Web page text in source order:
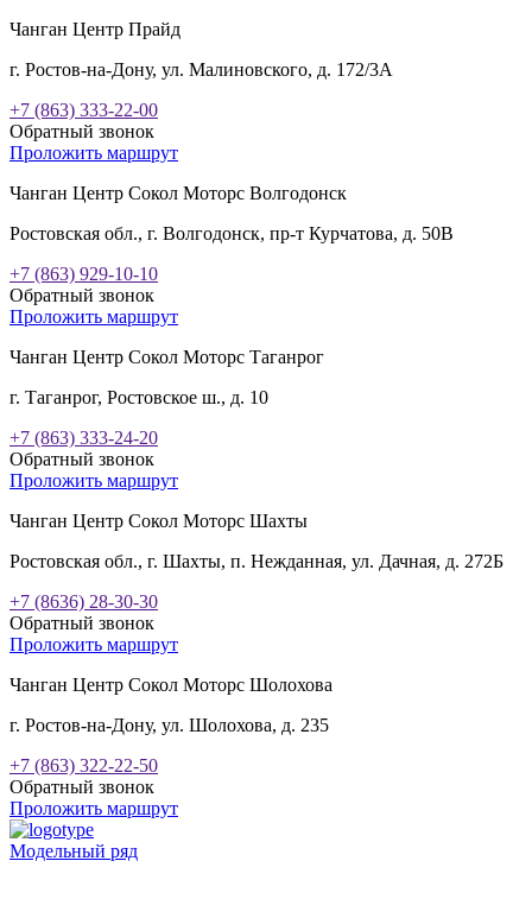
Чанган Центр Прайд
г. Ростов-на-Дону, ул. Малиновского, д. 172/3А
+7 (863) 333-22-00
Обратный звонок
Проложить маршрут
Чанган Центр Сокол Моторс Волгодонск
Ростовская обл., г. Волгодонск, пр-т Курчатова, д. 50В
+7 (863) 929-10-10
Обратный звонок
Проложить маршрут
Чанган Центр Сокол Моторс Таганрог
г. Таганрог, Ростовское ш., д. 10
+7 (863) 333-24-20
Обратный звонок
Проложить маршрут
Чанган Центр Сокол Моторс Шахты
Ростовская обл., г. Шахты, п. Нежданная, ул. Дачная, д. 272Б
+7 (8636) 28-30-30
Обратный звонок
Проложить маршрут
Чанган Центр Сокол Моторс Шолохова
г. Ростов-на-Дону, ул. Шолохова, д. 235
+7 (863) 322-22-50
Обратный звонок
Проложить маршрут
Модельный ряд